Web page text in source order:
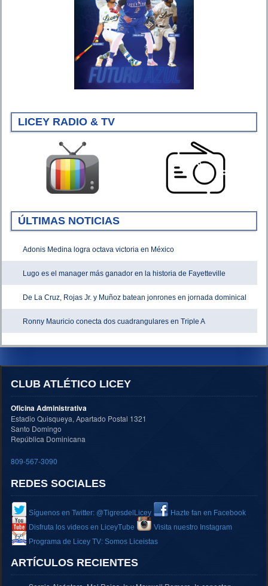
LICEY RADIO & TV
ÚLTIMAS NOTICIAS
Adonis Medina logra octava victoria en México
Lugo es el manager más ganador en la historia de Fayetteville
De La Cruz, Rojas Jr. y Muñoz batean jonrones en jornada dominical
Ronny Mauricio conecta dos cuadrangulares en Triple A
CLUB ATLÉTICO LICEY
Oficina Administrativa
Estadio Quisqueya, Apartado Postal 1321
Santo Domingo
República Dominicana
809-567-3090
REDES SOCIALES
Síguenos en Twitter: @TigresdelLicey
Hazte fan en Facebook
Disfruta los videos en LiceyTube
Visita nuestro Instagram
Programa de Licey TV: Somos Liceistas
ARTÍCULOS RECIENTES